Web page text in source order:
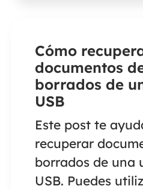
Cómo
documentos
borrados de
USB
Este post te
recuperar
borrados de una
USB. Puedes